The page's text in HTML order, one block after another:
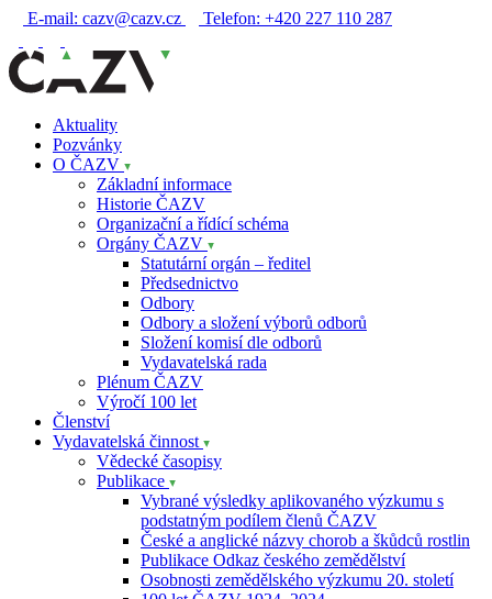
E-mail: cazv@cazv.cz Telefon: +420 227 110 287
Aktuality
Pozvánky
O ČAZV
Základní informace
Historie ČAZV
Organizační a řídící schéma
Orgány ČAZV
Statutární orgán – ředitel
Předsednictvo
Odbory
Odbory a složení výborů odborů
Složení komisí dle odborů
Vydavatelská rada
Plénum ČAZV
Výročí 100 let
Členství
Vydavatelská činnost
Vědecké časopisy
Publikace
Vybrané výsledky aplikovaného výzkumu s
podstatným podílem členů ČAZV
České a anglické názvy chorob a škůdců rostlin
Publikace Odkaz českého zemědělství
Osobnosti zemědělského výzkumu 20. století